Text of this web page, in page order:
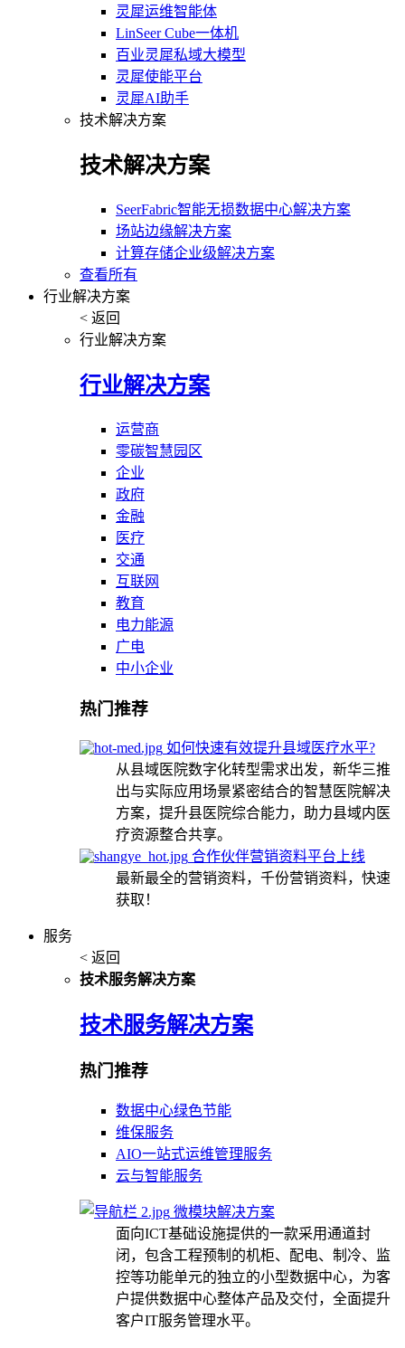
灵犀运维智能体
LinSeer Cube一体机
百业灵犀私域大模型
灵犀使能平台
灵犀AI助手
技术解决方案
技术解决方案
SeerFabric智能无损数据中心解决方案
场站边缘解决方案
计算存储企业级解决方案
查看所有
行业解决方案
< 返回
行业解决方案
行业解决方案
运营商
零碳智慧园区
企业
政府
金融
医疗
交通
互联网
教育
电力能源
广电
中小企业
热门推荐
如何快速有效提升县域医疗水平?
从县域医院数字化转型需求出发，新华三推
出与实际应用场景紧密结合的智慧医院解决
方案，提升县医院综合能力，助力县域内医
疗资源整合共享。
合作伙伴营销资料平台上线
最新最全的营销资料，千份营销资料，快速
获取！
服务
< 返回
技术服务解决方案
技术服务解决方案
热门推荐
数据中心绿色节能
维保服务
AIO一站式运维管理服务
云与智能服务
微模块解决方案
面向ICT基础设施提供的一款采用通道封
闭，包含工程预制的机柜、配电、制冷、监
控等功能单元的独立的小型数据中心，为客
户提供数据中心整体产品及交付，全面提升
客户IT服务管理水平。